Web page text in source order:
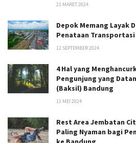
21 MARET 2024
Depok Memang Layak
Penataan Transportasi
12 SEPTEMBER 2024
4 Hal yang
Pengunjung yang
(Baksil) Bandung
11 MEI 2024
Rest Area Jembatan
Paling Nyaman bagi